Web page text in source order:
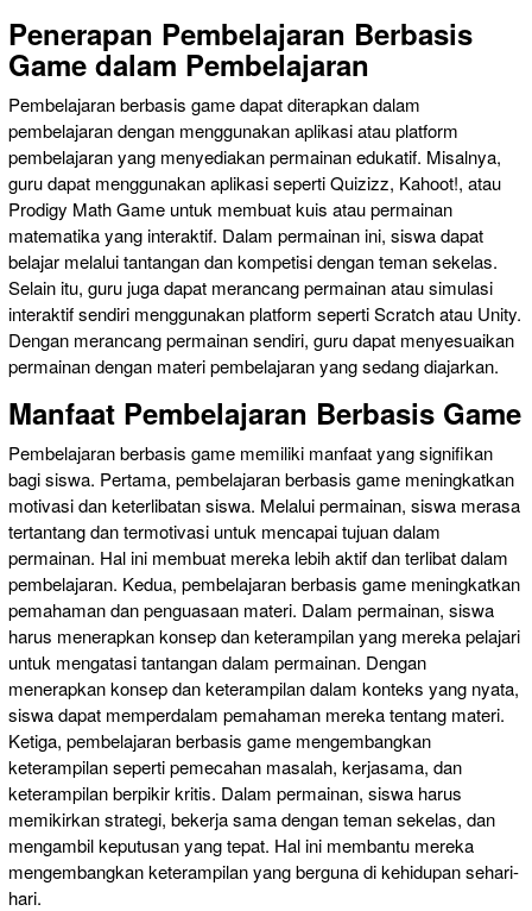
Penerapan Pembelajaran Berbasis
Game dalam Pembelajaran
Pembelajaran berbasis game dapat diterapkan dalam
pembelajaran dengan menggunakan aplikasi atau platform
pembelajaran yang menyediakan permainan edukatif. Misalnya,
guru dapat menggunakan aplikasi seperti Quizizz, Kahoot!, atau
Prodigy Math Game untuk membuat kuis atau permainan
matematika yang interaktif. Dalam permainan ini, siswa dapat
belajar melalui tantangan dan kompetisi dengan teman sekelas.
Selain itu, guru juga dapat merancang permainan atau simulasi
interaktif sendiri menggunakan platform seperti Scratch atau Unity.
Dengan merancang permainan sendiri, guru dapat menyesuaikan
permainan dengan materi pembelajaran yang sedang diajarkan.
Manfaat Pembelajaran Berbasis Game
Pembelajaran berbasis game memiliki manfaat yang signifikan
bagi siswa. Pertama, pembelajaran berbasis game meningkatkan
motivasi dan keterlibatan siswa. Melalui permainan, siswa merasa
tertantang dan termotivasi untuk mencapai tujuan dalam
permainan. Hal ini membuat mereka lebih aktif dan terlibat dalam
pembelajaran. Kedua, pembelajaran berbasis game meningkatkan
pemahaman dan penguasaan materi. Dalam permainan, siswa
harus menerapkan konsep dan keterampilan yang mereka pelajari
untuk mengatasi tantangan dalam permainan. Dengan
menerapkan konsep dan keterampilan dalam konteks yang nyata,
siswa dapat memperdalam pemahaman mereka tentang materi.
Ketiga, pembelajaran berbasis game mengembangkan
keterampilan seperti pemecahan masalah, kerjasama, dan
keterampilan berpikir kritis. Dalam permainan, siswa harus
memikirkan strategi, bekerja sama dengan teman sekelas, dan
mengambil keputusan yang tepat. Hal ini membantu mereka
mengembangkan keterampilan yang berguna di kehidupan sehari-
hari.